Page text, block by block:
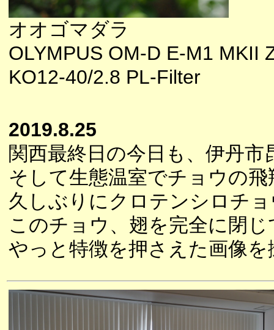
オオゴマダラ
OLYMPUS OM-D E-M1 MKII
KO12-40/2.8 PL-Filter
2019.8.25
関西最終日の今日も、伊丹
そして生態温室でチョウの飛
久しぶりにクロテンシロチ
このチョウ、翅を完全に閉
やっと特徴を押さえた画像